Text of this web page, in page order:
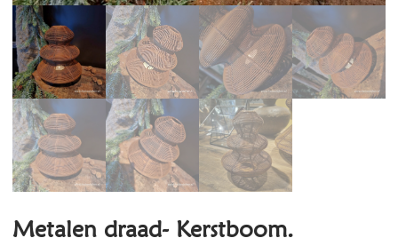
Metalen draad- Kerstboom.